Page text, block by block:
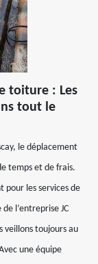
toiture : Les
tout le
le déplacement
temps et de frais.
pour les services de
l’entreprise JC
veillons toujours au
une équipe